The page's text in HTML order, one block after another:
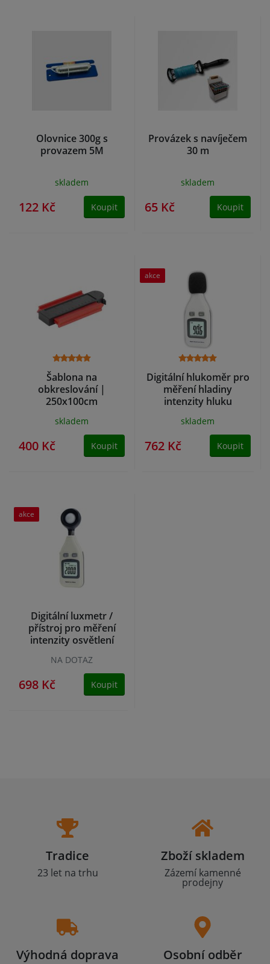
Olovnice 300g s
provazem 5M
skladem
122 Kč Koupit
Provázek s navíječem
30 m
skladem
65 Kč Koupit
Šablona na
obkreslování |
250x100cm
skladem
400 Kč Koupit
Digitální hlukoměr pro
měření hladiny
intenzity hluku
akce
skladem
762 Kč Koupit
Digitální luxmetr /
přístroj pro měření
intenzity osvětlení
akce
NA DOTAZ
698 Kč Koupit
Tradice
23 let na trhu
Zboží skladem
Zázemí kamenné
prodejny
Výhodná doprava Osobní odběr